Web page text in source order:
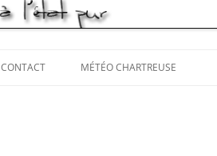
CONTACT MÉTÉO CHARTREUSE